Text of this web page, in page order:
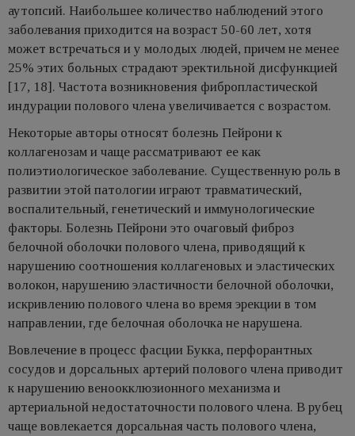
аутопсий. Наибольшее количество наблюдений этого
заболевания приходится на возраст 50-60 лет, хотя
может встречаться и у молодых людей, причем не менее
25% этих больных страдают эректильной дисфункцией
[17, 18]. Частота возникновения фибропластической
индурации полового члена увеличивается с возрастом.
Некоторые авторы относят болезнь Пейрони к
коллагенозам и чаще рассматривают ее как
полиэтиологическое заболевание. Существенную роль в
развитии этой патологии играют травматический,
воспалительный, генетический и иммунологические
факторы. Болезнь Пейрони это очаговый фиброз
белочной оболочки полового члена, приводящий к
нарушению соотношения коллагеновых и эластических
волокон, нарушению эластичности белочной оболочки,
искривлению полового члена во время эрекции в том
направлении, где белочная оболочка не нарушена.
Вовлечение в процесс фасции Букка, перфорантных
сосудов и дорсальных артерий полового члена приводит
к нарушению веноокклюзионного механизма и
артериальной недостаточности полового члена. В рубец
чаще вовлекается дорсальная часть полового члена,